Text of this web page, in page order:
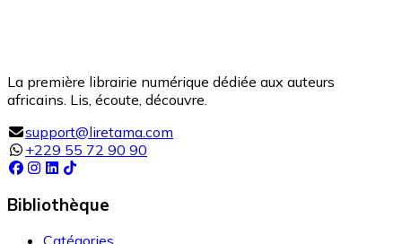
La première librairie numérique dédiée aux auteurs
africains. Lis, écoute, découvre.
support@liretama.com
+229 55 72 90 90
Bibliothèque